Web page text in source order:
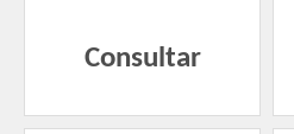
Consultar